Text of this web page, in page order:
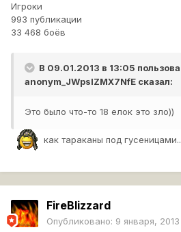
Игроки
993 публикации
33 468 боёв
В 09.01.2013 в 13:05
anonym_JWpslZMX7NfE сказал:
Это было что-то 18 елок это зло))
как тараканы под
FireBlizzard
Опубликовано: 9 января, 2013